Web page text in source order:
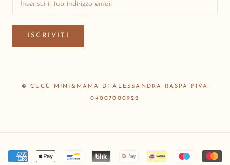
ISCRIVITI
© CUCÙ MINI&MAMA DI ALESSANDRA RASPA PIVA
04007000922